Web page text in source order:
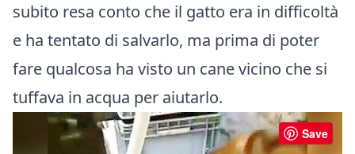
subito resa conto che il gatto era in difficoltà
e ha tentato di salvarlo, ma prima di poter
fare qualcosa ha visto un cane vicino che si
tuffava in acqua per aiutarlo.
Save